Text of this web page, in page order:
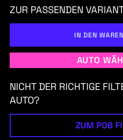
ZUR PASSENDEN
IN DEN
AUTO
NICHT DER RICHTIGE
AUTO?
ZUM P08